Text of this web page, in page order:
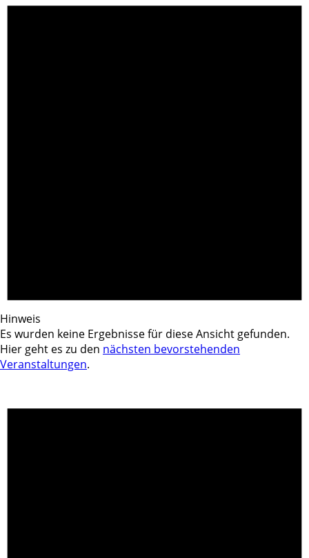
Hinweis
Es wurden keine Ergebnisse für diese Ansicht gefunden.
Hier geht es zu den nächsten bevorstehenden
Veranstaltungen.